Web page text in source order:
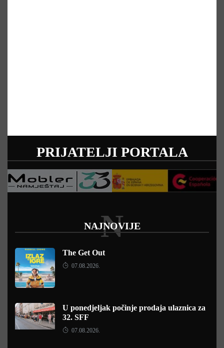
PRIJATELJI PORTALA
NAJNOVIJE
N
The Get Out
07.08.2026.
U ponedjeljak počinje prodaja ulaznica za
32. SFF
07.08.2026.